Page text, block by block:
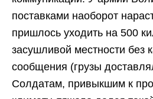
поставками наоборот
пришлось уходить на 500
засушливой местности без
сообщения (грузы
Солдатам, привыкшим к